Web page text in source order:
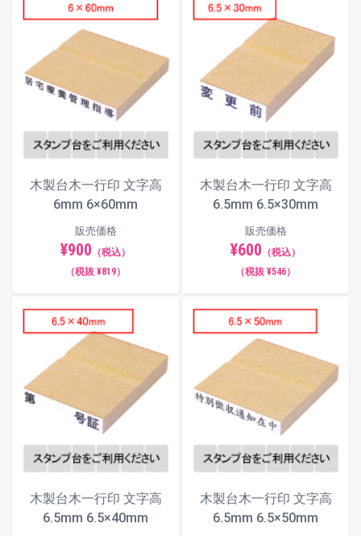
木製台木一行印 文字高
6mm 6×60mm
販売価格
¥900 （税込）
（税抜 ¥819）
木製台木一行印 文字高
6.5mm 6.5×30mm
販売価格
¥600 （税込）
（税抜 ¥546）
木製台木一行印 文字高
6.5mm 6.5×40mm
木製台木一行印 文字高
6.5mm 6.5×50mm